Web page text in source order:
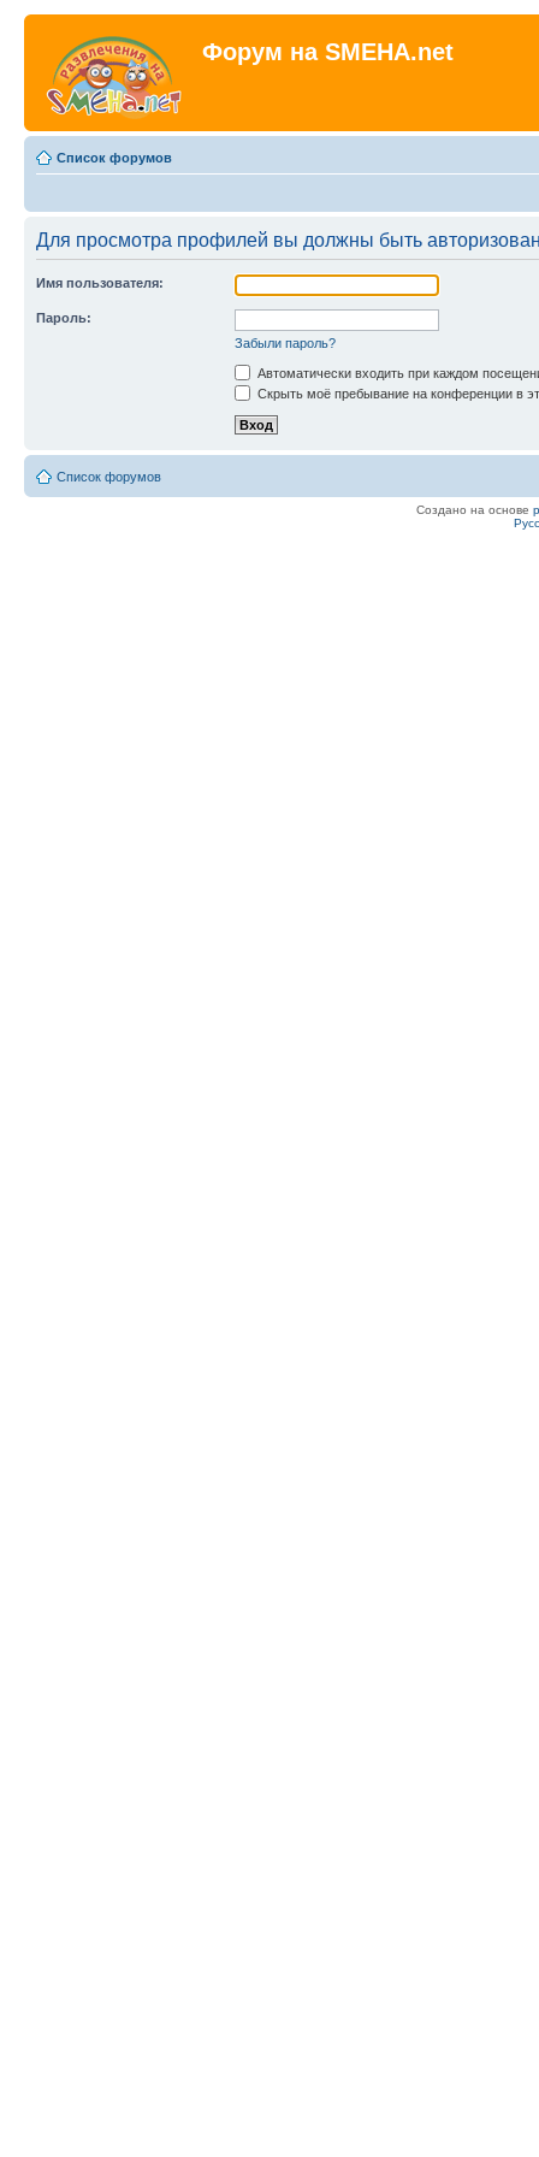
Форум на SMEHA.net
Список форумов
Для просмотра профилей вы должны быть
Имя пользователя:
Пароль:
Забыли пароль?
Автоматически входить при каждом
Скрыть моё пребывание на конференции в
Список форумов
Создано на основе